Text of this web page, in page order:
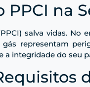
na
salva vidas.
representam
a integridade do